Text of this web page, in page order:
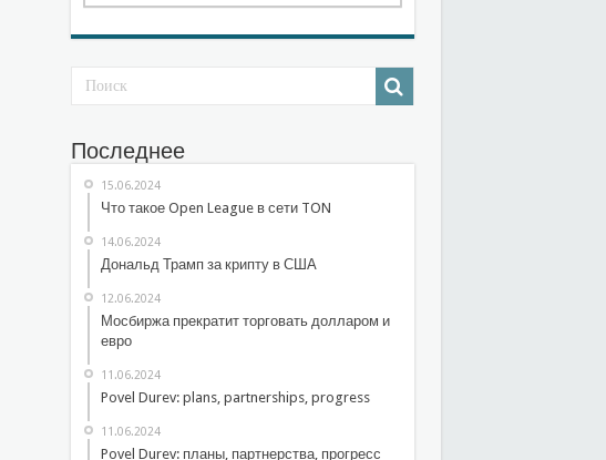
Последнее
15.06.2024
Что такое Open League в сети TON
14.06.2024
Дональд Трамп за крипту в США
12.06.2024
Мосбиржа прекратит торговать долларом и
евро
11.06.2024
Povel Durev: plans, partnerships, progress
11.06.2024
Povel Durev: планы, партнерства, прогресс